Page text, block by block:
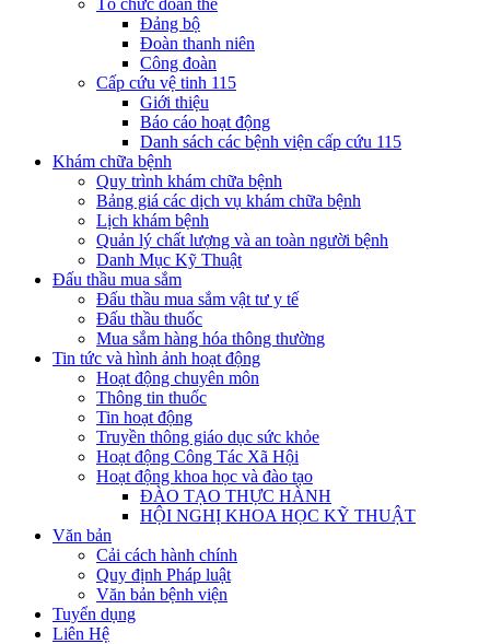
Tổ chức đoàn thể
Đảng bộ
Đoàn thanh niên
Công đoàn
Cấp cứu vệ tinh 115
Giới thiệu
Báo cáo hoạt động
Danh sách các bệnh viện cấp cứu 115
Khám chữa bệnh
Quy trình khám chữa bệnh
Bảng giá các dịch vụ khám chữa bệnh
Lịch khám bệnh
Quản lý chất lượng và an toàn người bệnh
Danh Mục Kỹ Thuật
Đấu thầu mua sắm
Đấu thầu mua sắm vật tư y tế
Đấu thầu thuốc
Mua sắm hàng hóa thông thường
Tin tức và hình ảnh hoạt động
Hoạt động chuyên môn
Thông tin thuốc
Tin hoạt động
Truyền thông giáo dục sức khỏe
Hoạt động Công Tác Xã Hội
Hoạt động khoa học và đào tạo
ĐÀO TẠO THỰC HÀNH
HỘI NGHỊ KHOA HỌC KỸ THUẬT
Văn bản
Cải cách hành chính
Quy định Pháp luật
Văn bản bệnh viện
Tuyển dụng
Liên Hệ